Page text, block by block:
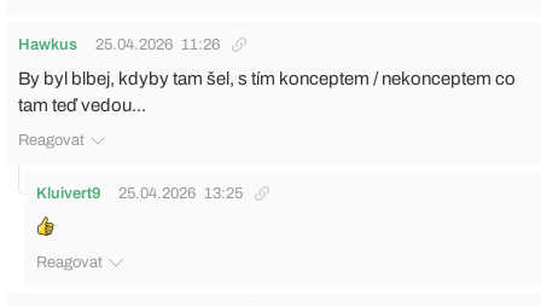
Hawkus 25.04.2026 11:26
By byl blbej, kdyby tam šel, s tím konceptem / nekonceptem co
tam teď vedou...
Reagovat
Kluivert9 25.04.2026 13:25
Reagovat